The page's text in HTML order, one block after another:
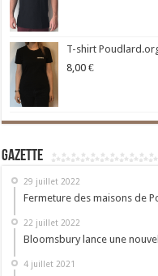
T-shirt
8,00 €
Gazette
29 juillet 2022
Fermeture des maisons de
22 juillet 2022
Bloomsbury lance une
4 juillet 2021